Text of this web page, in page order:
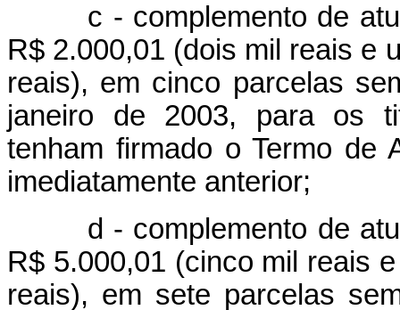
c - complemento de
R$ 2.000,01 (dois mil reais e
reais), em cinco parcelas
janeiro de 2003, para os
tenham firmado o Termo de
imediatamente anterior;
d - complemento de
R$ 5.000,01 (cinco mil reais
reais), em sete parcelas